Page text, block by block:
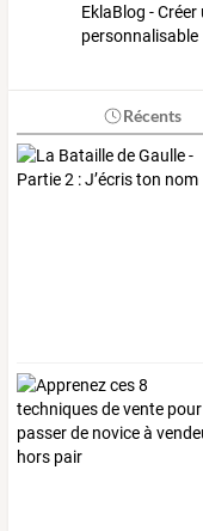
EklaBlog -
personnalisable
Récents